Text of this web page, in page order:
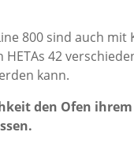
800 sind auch
42
kann.
den Ofen